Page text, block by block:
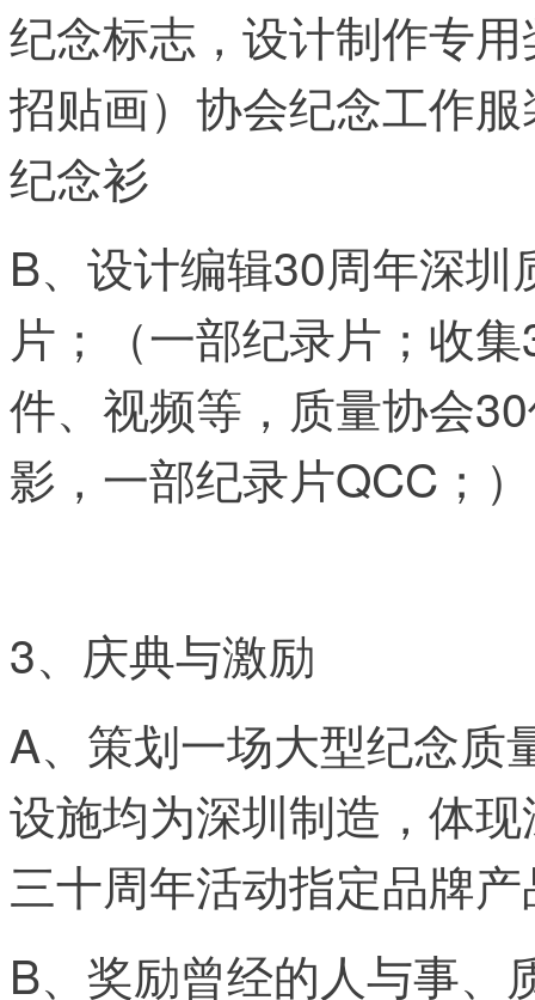
纪念标志，设计制作专
招贴画）协会纪念工作
纪念衫
B、设计编辑30周年深
片；（一部纪录片；收
件、视频等，质量协会
影，一部纪录片QCC；
3、庆典与激励
A、策划一场大型纪念质
设施均为深圳制造，体
三十周年活动指定品牌
B、奖励曾经的人与事、